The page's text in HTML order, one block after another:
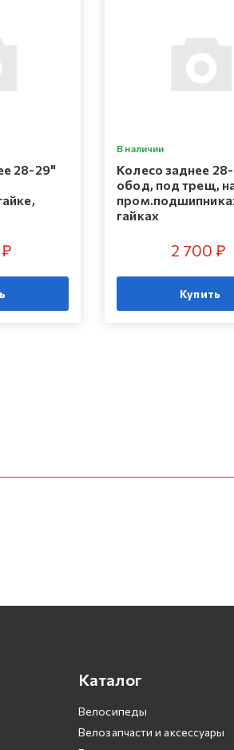
28-29"
В наличии
Колесо заднее
обод, под трещ,
гайках
2 700 ₽
Купить
Каталог
Велосипеды
Велозапчасти и аксессуары